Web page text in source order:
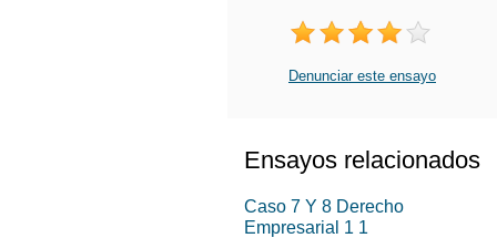
Denunciar este ensayo
Ensayos relacionados
Caso 7 Y 8 Derecho
Empresarial 1 1